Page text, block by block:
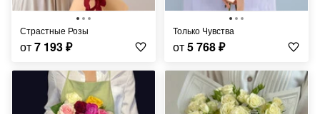
Страстные Розы
от7 193₽
Только Чувства
от5 768₽